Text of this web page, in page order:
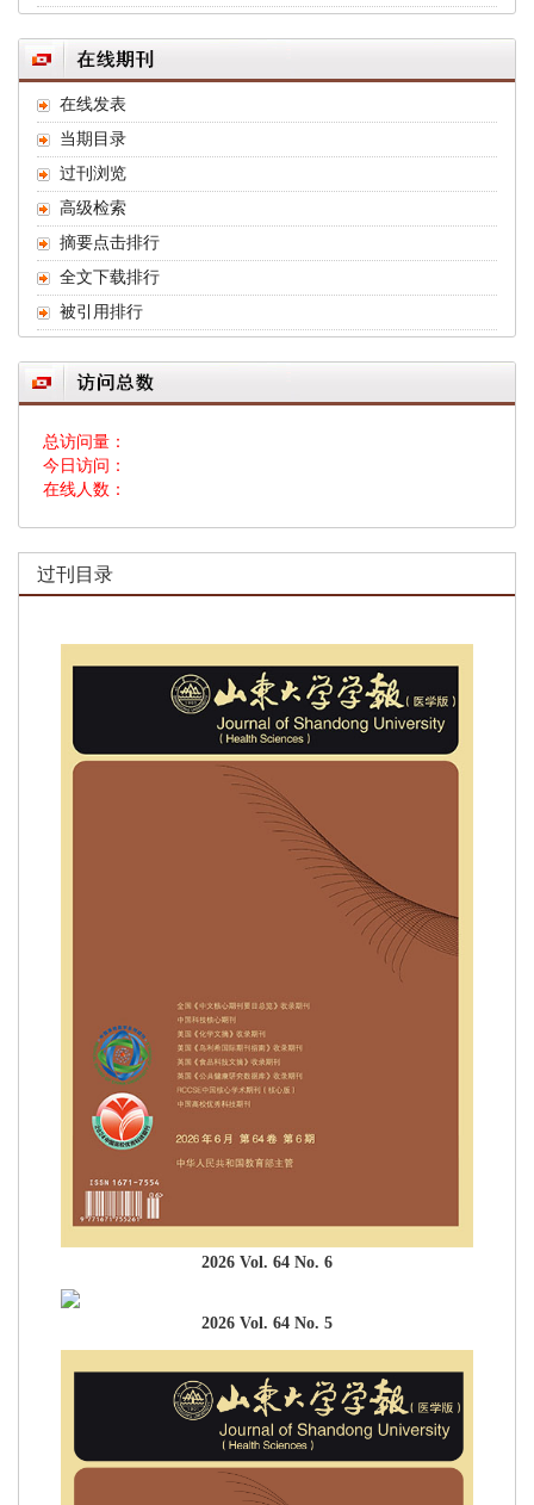
在线发表
当期目录
过刊浏览
高级检索
摘要点击排行
全文下载排行
被引用排行
总访问量：
今日访问：
在线人数：
过刊目录
2026 Vol. 64 No. 6
2026 Vol. 64 No. 5